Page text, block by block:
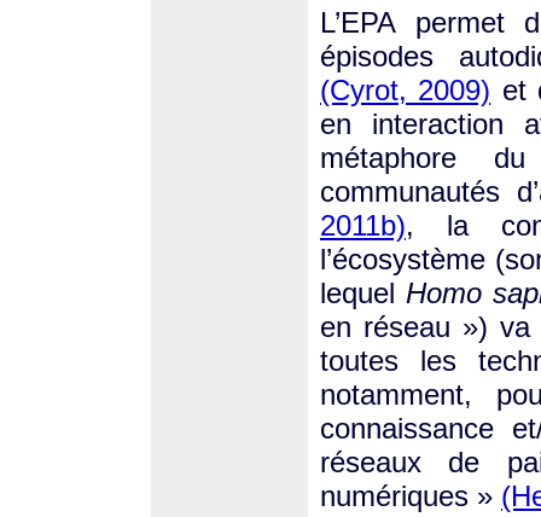
L’EPA permet
épisodes
(Cyrot, 2009) et
en interaction
métaphore
communautés
2011b), la
l’écosystème
lequel Homo
en réseau ») va
toutes les
notamment,
connaissance
réseaux de
numériques »